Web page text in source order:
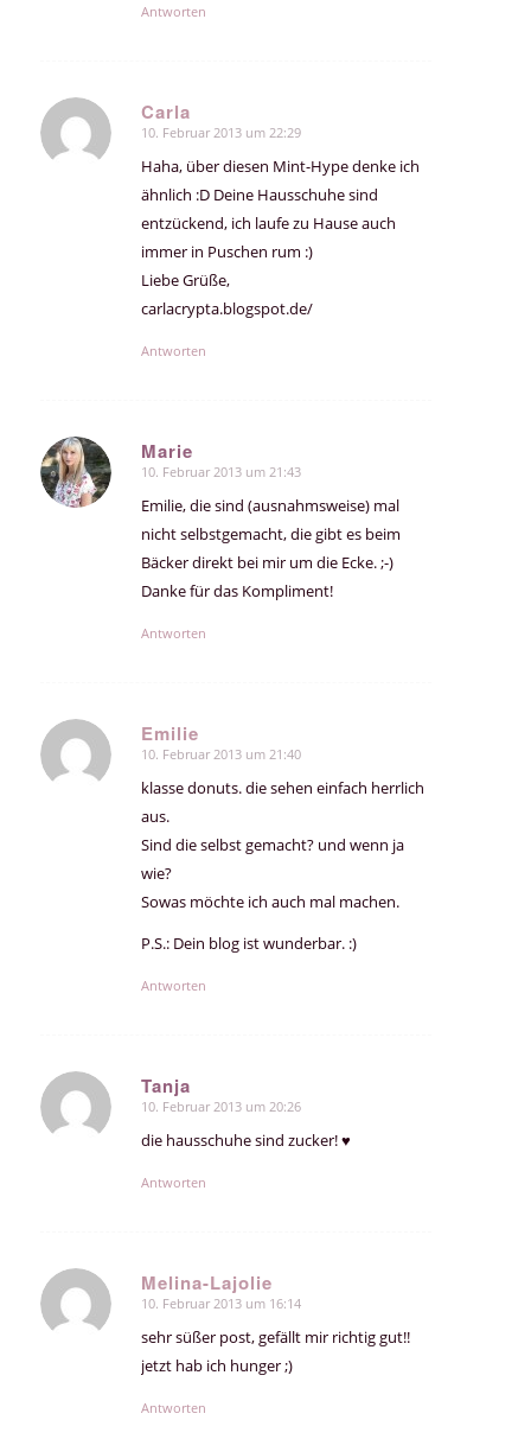
Antworten
Carla
sagte:
10. Februar 2013 um 22:29
Haha, über diesen Mint-Hype denke ich
ähnlich :D Deine Hausschuhe sind
entzückend, ich laufe zu Hause auch
immer in Puschen rum :)
Liebe Grüße,
carlacrypta.blogspot.de/
Antworten
Marie
sagte:
10. Februar 2013 um 21:43
Emilie, die sind (ausnahmsweise) mal
nicht selbstgemacht, die gibt es beim
Bäcker direkt bei mir um die Ecke. ;-)
Danke für das Kompliment!
Antworten
Emilie
sagte:
10. Februar 2013 um 21:40
klasse donuts. die sehen einfach herrlich
aus.
Sind die selbst gemacht? und wenn ja
wie?
Sowas möchte ich auch mal machen.
P.S.: Dein blog ist wunderbar. :)
Antworten
Tanja
sagte:
10. Februar 2013 um 20:26
die hausschuhe sind zucker! ♥
Antworten
Melina-Lajolie
sagte:
10. Februar 2013 um 16:14
sehr süßer post, gefällt mir richtig gut!!
jetzt hab ich hunger ;)
Antworten